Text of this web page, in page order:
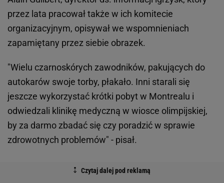
przez lata pracował także w ich komitecie
organizacyjnym, opisywał we wspomnieniach
zapamiętany przez siebie obrazek.
"Wielu czarnoskórych zawodników, pakujących do
autokarów swoje torby, płakało. Inni starali się
jeszcze wykorzystać krótki pobyt w Montrealu i
odwiedzali klinikę medyczną w wiosce olimpijskiej,
by za darmo zbadać się czy poradzić w sprawie
zdrowotnych problemów" - pisał.